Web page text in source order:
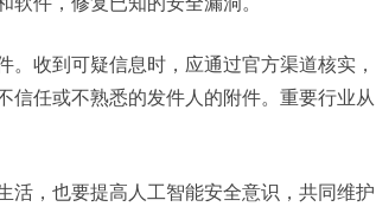
收到可疑信息时，应通过官方渠道核实，
信任或不熟悉的发件人的附件。重要行业从
，也要提高人工智能安全意识，共同维护